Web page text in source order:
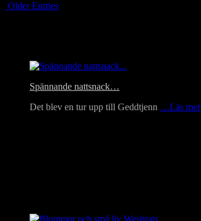
Older Entries
Spännande nattsnack…
Det blev en tur upp till Geddtjenn …Läs mer